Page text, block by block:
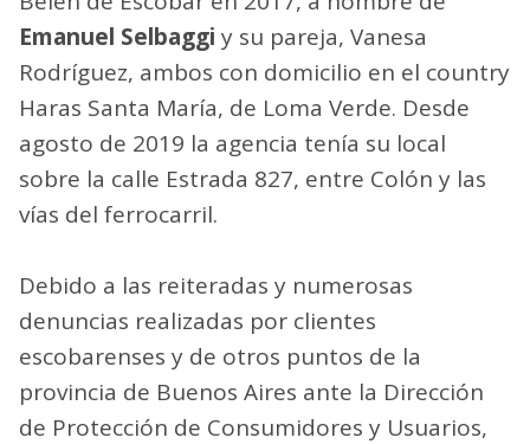
Emanuel Selbaggi y su pareja, Vanesa
Rodríguez, ambos con domicilio en el country
Haras Santa María, de Loma Verde. Desde
agosto de 2019 la agencia tenía su local
sobre la calle Estrada 827, entre Colón y las
vías del ferrocarril.
Debido a las reiteradas y numerosas
denuncias realizadas por clientes
escobarenses y de otros puntos de la
provincia de Buenos Aires ante la Dirección
de Protección de Consumidores y Usuarios,